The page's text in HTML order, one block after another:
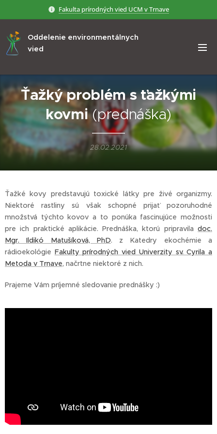
Fakulta prírodných vied UCM v Trnave
Oddelenie environmentálnych
vied
Ťažký problém s ťažkými
kovmi(prednáška)
28.02.2021
Ťažké kovy predstavujú toxické látky pre živé organizmy.
Niektoré rastliny sú však schopné prijať pozoruhodné
množstvá týchto kovov a to ponúka fascinujúce možnosti
pre ich praktické aplikácie. Prednáška, ktorú pripravila doc.
Mgr. Ildikó Matušíková, PhD. z Katedry ekochémie a
rádioekológie Fakulty prírodných vied Univerzity sv. Cyrila a
Metoda v Trnave, načrtne niektoré z nich.
Prajeme Vám príjemné sledovanie prednášky :)